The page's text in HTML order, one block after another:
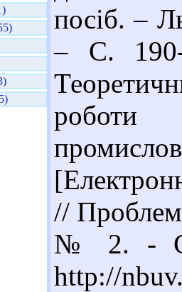
посіб. –
– С.
роботи
//
№ 2. - С.
http://